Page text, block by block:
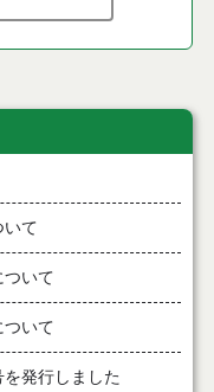
いて
ついて
ついて
発行しました